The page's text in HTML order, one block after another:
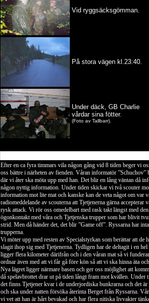
Vid ryggsäcksgömman.
På stora vägen kl.23:40.
Under däck, GB Charlie
vårdar sina fötter.
(Foto av Tallbarr).
Efter en ca fyra timmars vila någon gång vid 8 tiden beger vi
oss bättre i närheten av fienden. Våran informatör
där vi åter ska möta upp med han. Det blir en lång väntan då
någon nyttig information. Under tiden skickar vi två scouter
information mot lite mat och kanske kan de veta något om var
radiomeddelande av scouterna att Tjetjenerna gärna
rysk attack. Vi rör oss omedelbart med rask takt längst med
ögonkontakt med våra och Tjetjenska trupper som har blivit
strid. Men då händer det, det blir ”Game off”. Ryssarna har
trupperna.
Vi möter upp med resten av Specialstyrkan som berättar att
slagit ihop sig med Tjetjenerna. Tydligen har de deltagit i en
ligger flera kilometer därifrån och i den våran mat så vi
ordnar även med att vi får gå före kön så att vi ska hinna äta
Nya lägret ligger närmare basen och ger oss möjlighet att
då spelavbrottet drar ut på tiden långt fram mot kvällen.
det finns Tjetjener kvar i de underjordiska bunkrarna och det
och ska under natten försöka återinta Berget från Ryssarna.
vi vet att han är hårt bevakad och har flera nitiska livvakter